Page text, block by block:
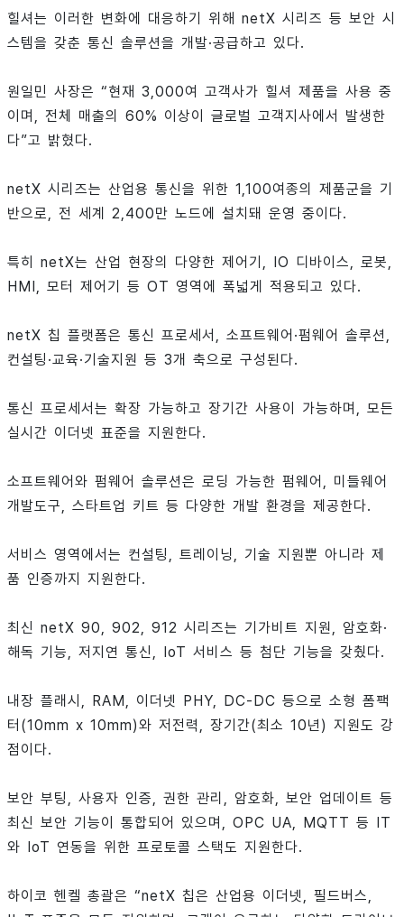
힐셔는 이러한 변화에 대응하기 위해 netX 시리즈 등 보안 시
스템을 갖춘 통신 솔루션을 개발·공급하고 있다.
원일민 사장은 “현재 3,000여 고객사가 힐셔 제품을 사용 중
이며, 전체 매출의 60% 이상이 글로벌 고객지사에서 발생한
다”고 밝혔다.
netX 시리즈는 산업용 통신을 위한 1,100여종의 제품군을 기
반으로, 전 세계 2,400만 노드에 설치돼 운영 중이다.
특히 netX는 산업 현장의 다양한 제어기, IO 디바이스, 로봇,
HMI, 모터 제어기 등 OT 영역에 폭넓게 적용되고 있다.
netX 칩 플랫폼은 통신 프로세서, 소프트웨어·펌웨어 솔루션,
컨설팅·교육·기술지원 등 3개 축으로 구성된다.
통신 프로세서는 확장 가능하고 장기간 사용이 가능하며, 모든
실시간 이더넷 표준을 지원한다.
소프트웨어와 펌웨어 솔루션은 로딩 가능한 펌웨어, 미들웨어
개발도구, 스타트업 키트 등 다양한 개발 환경을 제공한다.
서비스 영역에서는 컨설팅, 트레이닝, 기술 지원뿐 아니라 제
품 인증까지 지원한다.
최신 netX 90, 902, 912 시리즈는 기가비트 지원, 암호화·
해독 기능, 저지연 통신, IoT 서비스 등 첨단 기능을 갖췄다.
내장 플래시, RAM, 이더넷 PHY, DC-DC 등으로 소형 폼팩
터(10mm x 10mm)와 저전력, 장기간(최소 10년) 지원도 강
점이다.
보안 부팅, 사용자 인증, 권한 관리, 암호화, 보안 업데이트 등
최신 보안 기능이 통합되어 있으며, OPC UA, MQTT 등 IT
와 IoT 연동을 위한 프로토콜 스택도 지원한다.
하이코 헨켈 총괄은 “netX 칩은 산업용 이더넷, 필드버스,